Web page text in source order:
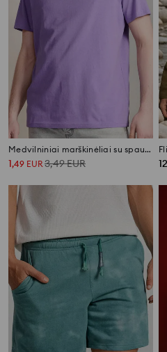
Medvilniniai marškinėliai su spauda
1,49 EUR3,49EUR 12